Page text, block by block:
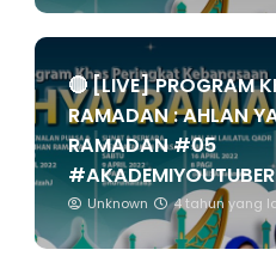
🔴 [LIVE] PROGRAM
RAMADAN : AHLAN
RAMADAN #05
#AKADEMIYOUTUBER
Unknown 4 tahun yang